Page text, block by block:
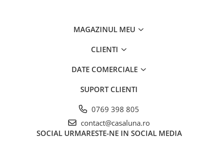
MAGAZINUL MEU
CLIENTI
DATE COMERCIALE
SUPORT CLIENTI
0769 398 805
contact@casaluna.ro
SOCIAL URMARESTE-NE IN SOCIAL MEDIA